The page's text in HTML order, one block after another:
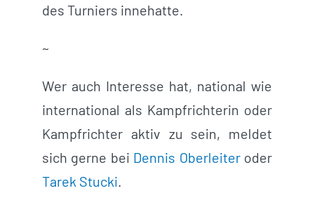
des Turniers innehatte.
~
Wer auch Interesse hat, national wie
international als Kampfrichterin oder
Kampfrichter aktiv zu sein, meldet
sich gerne bei Dennis Oberleiteroder
Tarek Stucki